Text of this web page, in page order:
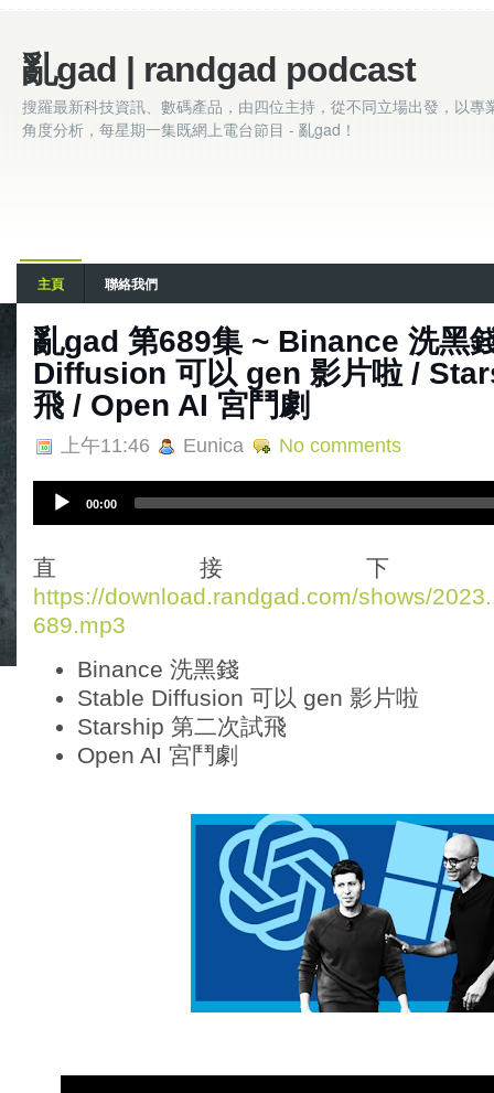
亂gad | randgad podcast
搜羅最新科技資訊、數碼產品，由四位主持，從不同立場出發，以專
角度分析，每星期一集既網上電台節目 - 亂gad！
主頁 聯絡我們
亂‌‌‌gad‌‌‌ ‌‌‌‌‌第‌‌‌689集 ~ Binance 洗黑
Diffusion 可以 gen 影片啦 /
飛 / Open AI 宮鬥劇
上午11:46 Eunica No comments
i
o
P
l
00:00
直接
https://download.randgad.com/shows/
689.mp3
Binance 洗黑錢
Stable Diffusion 可以 gen 影片啦
Starship 第二次試飛
Open AI 宮鬥劇